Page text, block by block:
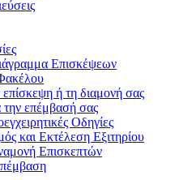
Επισκέψεων
επίσκεψη ή τη διαμονή σας
επέμβασή σας
Οδηγίες
και Εκτέλεση Εξιτηρίου
Επισκεπτών